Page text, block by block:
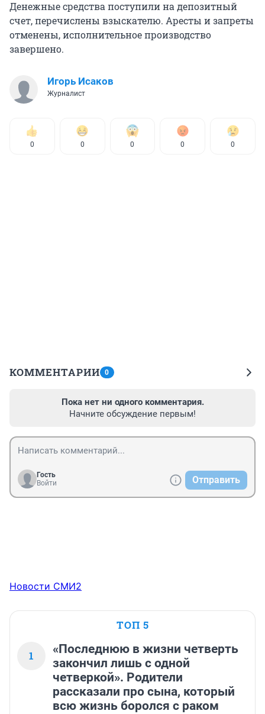
Денежные средства поступили на депозитный
счет, перечислены взыскателю. Аресты и запреты
отменены, исполнительное производство
завершено.
Игорь Исаков
Журналист
0 0 0 0 0
КОММЕНТАРИИ 0
Пока нет ни одного комментария.
Начните обсуждение первым!
Гость
Войти
Отправить
Новости СМИ2
ТОП 5
1
«Последнюю в жизни четверть
закончил лишь с одной
четверкой». Родители
рассказали про сына, который
всю жизнь боролся с раком